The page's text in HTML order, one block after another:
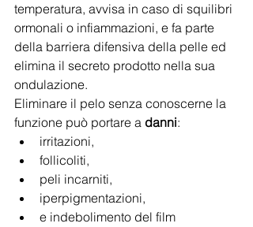
temperatura, avvisa in caso di squilibri
ormonali o infiammazioni, e fa parte
della barriera difensiva della pelle ed
elimina il secreto prodotto nella sua
ondulazione.
Eliminare il pelo senza conoscerne la
funzione può portare a danni:
irritazioni,
follicoliti,
peli incarniti,
iperpigmentazioni,
e indebolimento del film